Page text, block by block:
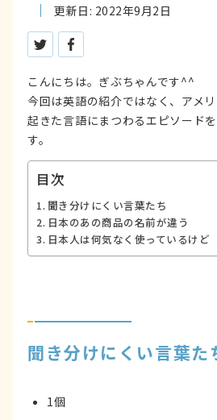
更新日: 2022年9月2日
ツイートする
こんにちは。ぎぶちゃんです^^
今回は英語の紹介ではなく、アメ
起きた言語にまつわるエピソード
す。
目次
聞き分けにくい言葉たち
日本のあの商品の名前が違う
日本人は何気なく使っているけど
聞き分けにくい言葉た
1個